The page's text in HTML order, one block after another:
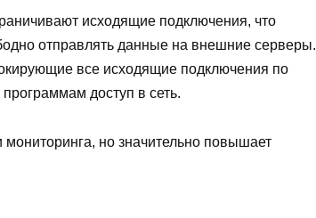
исходящие подключения, что
отправлять данные на внешние серверы.
все исходящие подключения по
доступ в сеть.
мониторинга, но значительно повышает